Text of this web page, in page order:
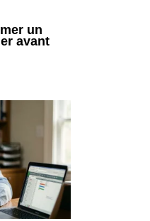
un
avant